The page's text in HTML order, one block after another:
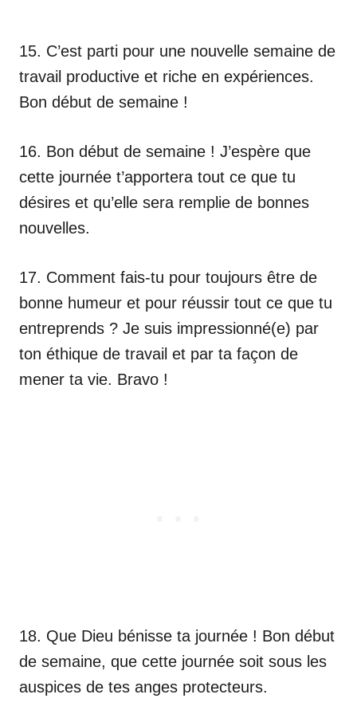
15. C’est parti pour une nouvelle semaine de
travail productive et riche en expériences.
Bon début de semaine !
16. Bon début de semaine ! J’espère que
cette journée t’apportera tout ce que tu
désires et qu’elle sera remplie de bonnes
nouvelles.
17. Comment fais-tu pour toujours être de
bonne humeur et pour réussir tout ce que tu
entreprends ? Je suis impressionné(e) par
ton éthique de travail et par ta façon de
mener ta vie. Bravo !
18. Que Dieu bénisse ta journée ! Bon début
de semaine, que cette journée soit sous les
auspices de tes anges protecteurs.